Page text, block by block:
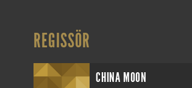
REGISSÖR
CHINA MOON